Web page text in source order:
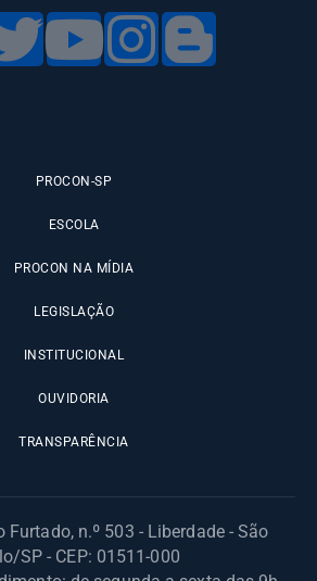
PROCON-SP
ESCOLA
PROCON NA MÍDIA
LEGISLAÇÃO
INSTITUCIONAL
OUVIDORIA
TRANSPARÊNCIA
Furtado, n.º 503 - Liberdade - São
SP - CEP: 01511-000